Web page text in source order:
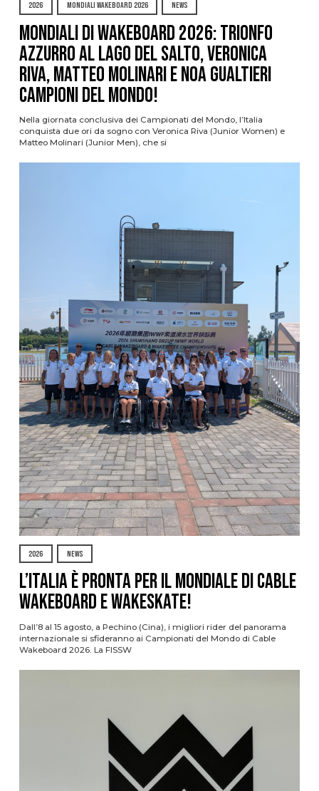
2026 MONDIALI WAKEBOARD 2026 NEWS
Mondiali di Wakeboard 2026: trionfo
azzurro al Lago del Salto, Veronica
Riva, Matteo Molinari e Noa Gualtieri
campioni del mondo!
Nella giornata conclusiva dei Campionati del Mondo, l’Italia
conquista due ori da sogno con Veronica Riva (Junior Women) e
Matteo Molinari (Junior Men), che si
2026 NEWS
L’Italia è pronta per il Mondiale di Cable
Wakeboard e Wakeskate!
Dall’8 al 15 agosto, a Pechino (Cina), i migliori rider del panorama
internazionale si sfideranno ai Campionati del Mondo di Cable
Wakeboard 2026. La FISSW